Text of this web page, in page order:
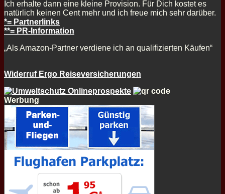
Ich erhalte dann eine kleine Provision. Für Dich kostet es
natürlich keinen Cent mehr und ich freue mich sehr darüber.
*= Partnerlinks
**= PR-Information
„Als Amazon-Partner verdiene ich an qualifizierten Käufen“
Widerruf Ergo Reiseversicherungen
Werbung